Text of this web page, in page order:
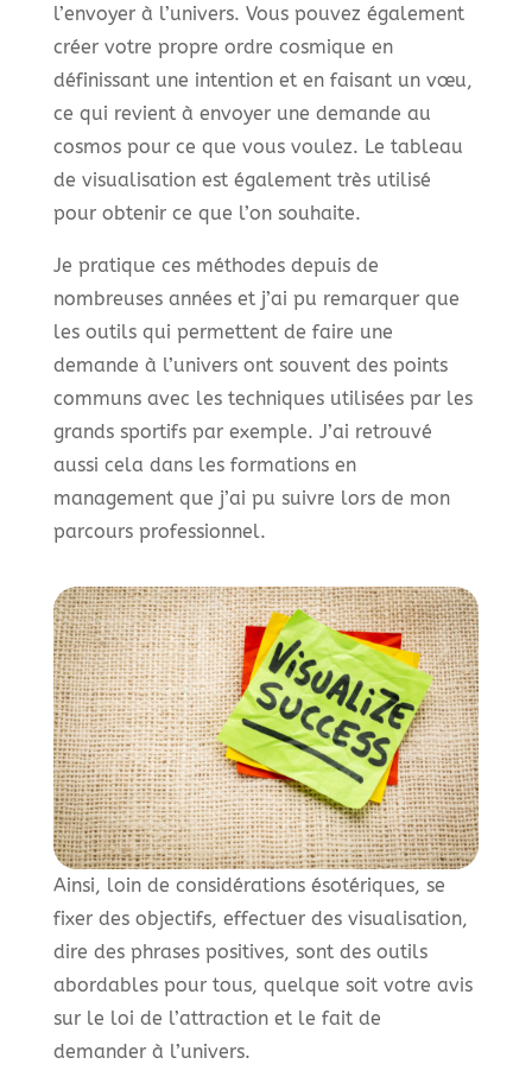
l’envoyer à l’univers. Vous pouvez également
créer votre propre ordre cosmique en
définissant une intention et en faisant un vœu,
ce qui revient à envoyer une demande au
cosmos pour ce que vous voulez. Le tableau
de visualisation est également très utilisé
pour obtenir ce que l’on souhaite.
Je pratique ces méthodes depuis de
nombreuses années et j’ai pu remarquer que
les outils qui permettent de faire une
demande à l’univers ont souvent des points
communs avec les techniques utilisées par les
grands sportifs par exemple. J’ai retrouvé
aussi cela dans les formations en
management que j’ai pu suivre lors de mon
parcours professionnel.
Ainsi, loin de considérations ésotériques, se
fixer des objectifs, effectuer des visualisation,
dire des phrases positives, sont des outils
abordables pour tous, quelque soit votre avis
sur le loi de l’attraction et le fait de
demander à l’univers.